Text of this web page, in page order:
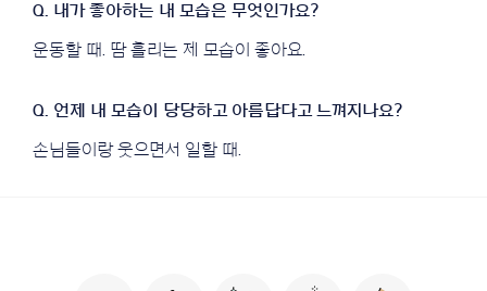
운동할 때. 땀 흘리는 제 모습이 좋아요.
손님들이랑 웃으면서 일할 때.